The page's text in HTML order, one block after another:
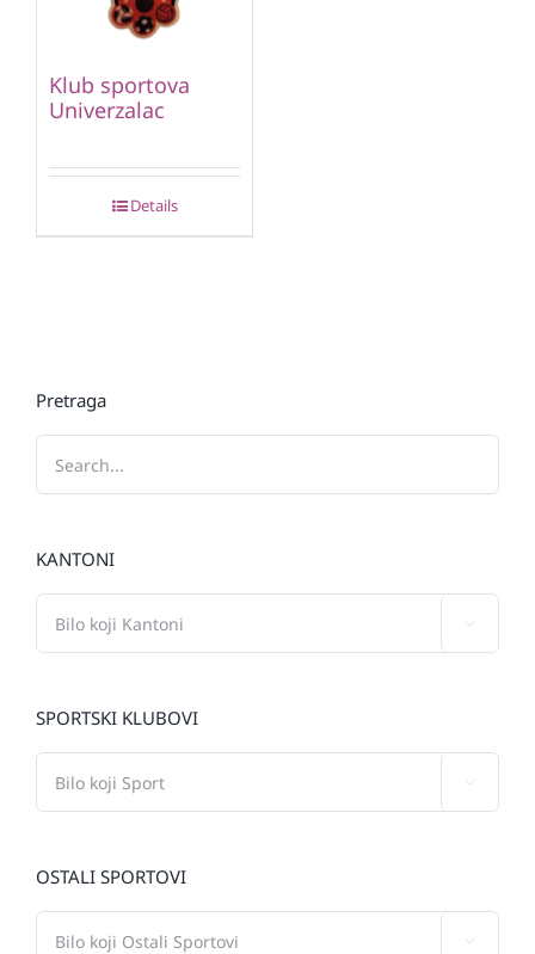
Klub sportova
Univerzalac
Details
Pretraga
KANTONI
SPORTSKI KLUBOVI
OSTALI SPORTOVI